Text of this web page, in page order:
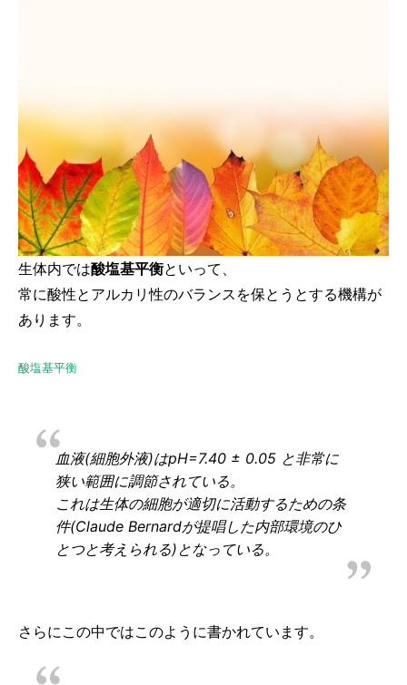
生体内では酸塩基平衡といって、
常に酸性とアルカリ性のバランスを保とうとする機構が
あります。
酸塩基平衡
血液(細胞外液)はpH=7.40 ± 0.05 と非常に
狭い範囲に調節されている。
これは生体の細胞が適切に活動するための条
件(Claude Bernardが提唱した内部環境のひ
とつと考えられる)となっている。
さらにこの中ではこのように書かれています。